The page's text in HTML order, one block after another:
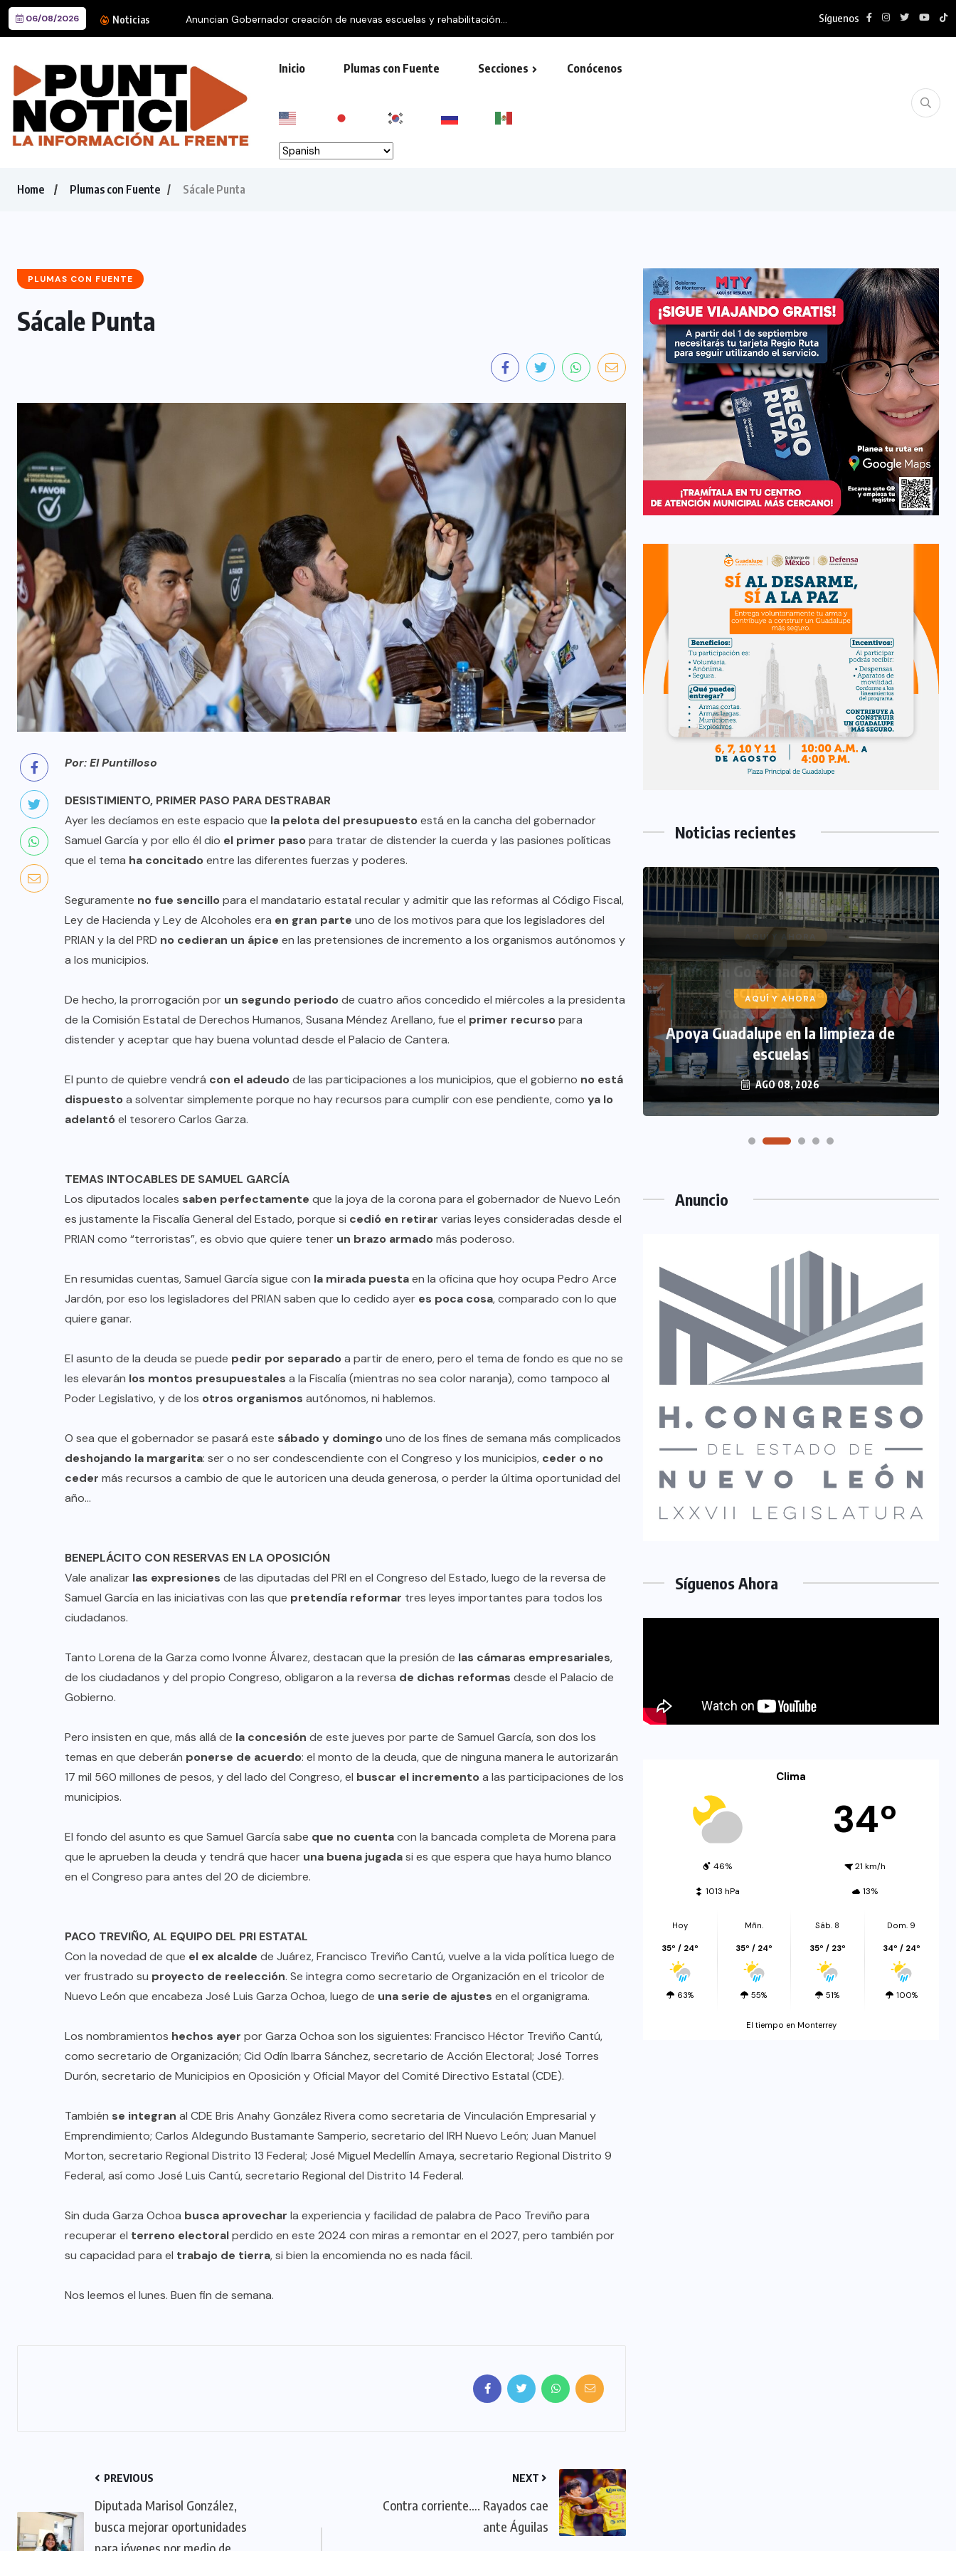
06/08/2026 Noticias Síguenos
Inicio Plumas con Fuente Secciones Conócenos
Home Plumas con Fuente Sácale Punta
PLUMAS CON FUENTE
Sácale Punta
Por: El Puntilloso
DESISTIMIENTO, PRIMER PASO PARA DESTRABAR
Ayer les decíamos en este espacio que la pelota del presupuestoestá en la cancha del gobernador
Samuel García y por ello él dio el primer pasopara tratar de distender la cuerda y las pasiones políticas
que el tema ha concitadoentre las diferentes fuerzas y poderes.
Seguramente no fue sencillopara el mandatario estatal recular y admitir que las reformas al Código Fiscal,
Ley de Hacienda y Ley de Alcoholes era en gran parte uno de los motivos para que los legisladores del
PRIAN y la del PRD no cedieran un ápice en las pretensiones de incremento a los organismos autónomos y
a los municipios.
De hecho, la prorrogación por un segundo periodode cuatro años concedido el miércoles a la presidenta
de la Comisión Estatal de Derechos Humanos, Susana Méndez Arellano, fue el primer recursopara
distender y aceptar que hay buena voluntad desde el Palacio de Cantera.
El punto de quiebre vendrá con el adeudode las participaciones a los municipios, que el gobierno no está
dispuestoa solventar simplemente porque no hay recursos para cumplir con ese pendiente, como ya lo
adelantóel tesorero Carlos Garza.
TEMAS INTOCABLES DE SAMUEL GARCÍA
Los diputados locales saben perfectamente que la joya de la corona para el gobernador de Nuevo León
es justamente la Fiscalía General del Estado, porque si cedió en retirar varias leyes consideradas desde el
PRIAN como “terroristas”, es obvio que quiere tener un brazo armadomás poderoso.
En resumidas cuentas, Samuel García sigue con la mirada puestaen la oficina que hoy ocupa Pedro Arce
Jardón, por eso los legisladores del PRIAN saben que lo cedido ayer es poca cosa, comparado con lo que
quiere ganar.
El asunto de la deuda se puede pedir por separadoa partir de enero, pero el tema de fondo es que no se
les elevarán los montos presupuestales a la Fiscalía (mientras no sea color naranja), como tampoco al
Poder Legislativo, y de los otros organismos autónomos, ni hablemos.
O sea que el gobernador se pasará este sábado y domingouno de los fines de semana más complicados
deshojando la margarita: ser o no ser condescendiente con el Congreso y los municipios, ceder o no
ceder más recursos a cambio de que le autoricen una deuda generosa, o perder la última oportunidad del
año…
BENEPLÁCITO CON RESERVAS EN LA OPOSICIÓN
Vale analizar las expresiones de las diputadas del PRI en el Congreso del Estado, luego de la reversa de
Samuel García en las iniciativas con las que pretendía reformar tres leyes importantes para todos los
ciudadanos.
Tanto Lorena de la Garza como Ivonne Álvarez, destacan que la presión de las cámaras empresariales,
de los ciudadanos y del propio Congreso, obligaron a la reversa de dichas reformas desde el Palacio de
Gobierno.
Pero insisten en que, más allá de la concesión de este jueves por parte de Samuel García, son dos los
temas en que deberán ponerse de acuerdo: el monto de la deuda, que de ninguna manera le autorizarán
17 mil 560 millones de pesos, y del lado del Congreso, el buscar el incrementoa las participaciones de los
municipios.
El fondo del asunto es que Samuel García sabe que no cuentacon la bancada completa de Morena para
que le aprueben la deuda y tendrá que hacer una buena jugadasi es que espera que haya humo blanco
en el Congreso para antes del 20 de diciembre.
PACO TREVIÑO, AL EQUIPO DEL PRI ESTATAL
Con la novedad de que el ex alcalde de Juárez, Francisco Treviño Cantú, vuelve a la vida política luego de
ver frustrado su proyecto de reelección. Se integra como secretario de Organización en el tricolor de
Nuevo León que encabeza José Luis Garza Ochoa, luego de una serie de ajustes en el organigrama.
Los nombramientos hechos ayer por Garza Ochoa son los siguientes: Francisco Héctor Treviño Cantú,
como secretario de Organización; Cid Odín Ibarra Sánchez, secretario de Acción Electoral; José Torres
Durón, secretario de Municipios en Oposición y Oficial Mayor del Comité Directivo Estatal (CDE).
También se integran al CDE Bris Anahy González Rivera como secretaria de Vinculación Empresarial y
Emprendimiento; Carlos Aldegundo Bustamante Samperio, secretario del IRH Nuevo León; Juan Manuel
Morton, secretario Regional Distrito 13 Federal; José Miguel Medellín Amaya, secretario Regional Distrito 9
Federal, así como José Luis Cantú, secretario Regional del Distrito 14 Federal.
Sin duda Garza Ochoa busca aprovechar la experiencia y facilidad de palabra de Paco Treviño para
recuperar el terreno electoralperdido en este 2024 con miras a remontar en el 2027, pero también por
su capacidad para el trabajo de tierra, si bien la encomienda no es nada fácil.
Nos leemos el lunes. Buen fin de semana.
PREVIOUS
Diputada Marisol González,
busca mejorar oportunidades
NEXT
Contra corriente…. Rayados cae
ante Águilas
Noticias recientes
Avanza en el Pleno reforma de
Brenda Velázquez para llevar
alertas de búsqueda a pantallas y
AGO 08, 2026
AQUÍ Y AHORA
nuevas escuelas y rehabilitación
de más de 334 planteles
educativos durante período
AGO 08, 2026
AQUÍ Y AHORA
Apoya Guadalupe en la limpieza de
escuelas
AGO 08, 2026
Anuncio
Síguenos Ahora
Clima
34º
46% 21 km/h
1013 hPa 13%
Hoy
35º / 24º
63%
Mñn.
35º / 24º
55%
Sáb. 8
35º / 23º
51%
Dom. 9
34º / 24º
100%
El tiempo en Monterrey